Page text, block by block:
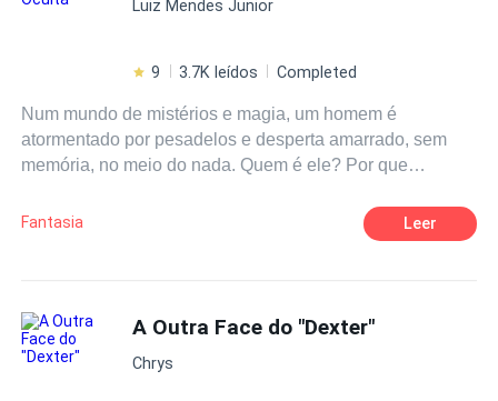
Luiz Mendes Junior
9 3.7K leídos Completed
Num mundo de mistérios e magia, um homem é
atormentado por pesadelos e desperta amarrado, sem
memória, no meio do nada. Quem é ele? Por que
grupo de ladrões procura por pedras encantadas que
valem uma fortuna. Missão simples: roubar, matar, voltar
atormentado por pesadelos e sem memória, mudaria
suas vidas para sempre.
Fantasia Leer
A Outra Face do "Dexter"
Chrys